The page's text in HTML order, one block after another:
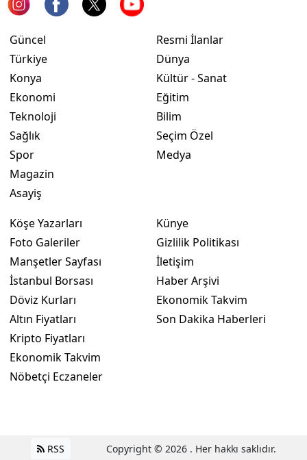
Güncel
Türkiye
Konya
Ekonomi
Teknoloji
Sağlık
Spor
Magazin
Asayiş
Resmi İlanlar
Dünya
Kültür - Sanat
Eğitim
Bilim
Seçim Özel
Medya
Köşe Yazarları
Foto Galeriler
Manşetler Sayfası
İstanbul Borsası
Döviz Kurları
Altın Fiyatları
Kripto Fiyatları
Ekonomik Takvim
Nöbetçi Eczaneler
Künye
Gizlilik Politikası
İletişim
Haber Arşivi
Ekonomik Takvim
Son Dakika Haberleri
RSS Copyright © 2026 . Her hakkı saklıdır.